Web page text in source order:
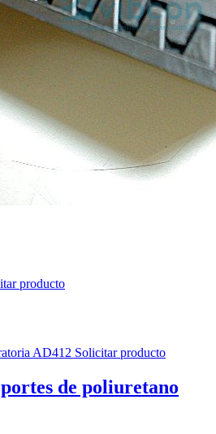
producto
Solicitar producto
de poliuretano